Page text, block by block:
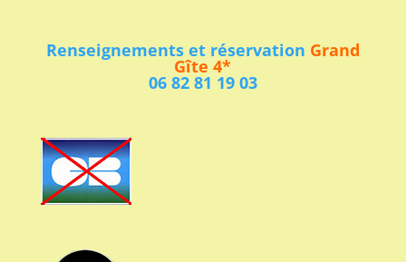
Renseignements et réservation Grand
Gîte 4*
06 82 81 19 03